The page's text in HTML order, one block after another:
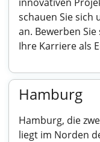
schauen Sie sich
an. Bewerben
Ihre Karriere als
Hamburg
Hamburg, die
liegt im Norden